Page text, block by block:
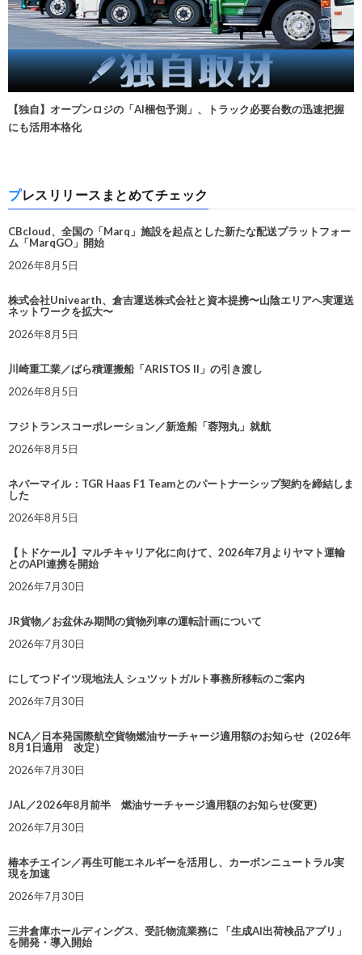
【独自】オープンロジの「AI梱包予測」、トラック必要台数の迅速把握
にも活用本格化
プレスリリースまとめてチェック
CBcloud、全国の「Marq」施設を起点とした新たな配送プラットフォー
ム「MarqGO」開始
2026年8月5日
株式会社Univearth、倉吉運送株式会社と資本提携〜山陰エリアへ実運送
ネットワークを拡大〜
2026年8月5日
川崎重工業／ばら積運搬船「ARISTOS II」の引き渡し
2026年8月5日
フジトランスコーポレーション／新造船「蓉翔丸」就航
2026年8月5日
ネバーマイル：TGR Haas F1 Teamとのパートナーシップ契約を締結しま
した
2026年8月5日
【トドケール】マルチキャリア化に向けて、2026年7月よりヤマト運輸
とのAPI連携を開始
2026年7月30日
JR貨物／お盆休み期間の貨物列車の運転計画について
2026年7月30日
にしてつドイツ現地法人 シュツットガルト事務所移転のご案内
2026年7月30日
NCA／日本発国際航空貨物燃油サーチャージ適用額のお知らせ（2026年
8月1日適用 改定）
2026年7月30日
JAL／2026年8月前半 燃油サーチャージ適用額のお知らせ(変更)
2026年7月30日
椿本チエイン／再生可能エネルギーを活用し、カーボンニュートラル実
現を加速
2026年7月30日
三井倉庫ホールディングス、受託物流業務に 「生成AI出荷検品アプリ」
を開発・導入開始